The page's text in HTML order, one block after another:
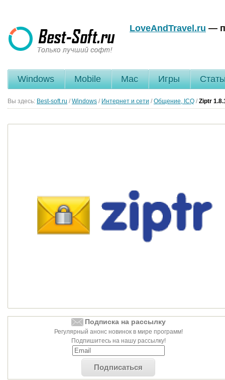
LoveAndTravel.ru —
Windows Mobile Mac Игры
Вы здесь: Best-soft.ru / Windows / Интернет и сети / Общение, ICQ / Ziptr
Подписка на рассылку
Регулярный анонс новинок в мире программ!
Подпишитесь на нашу рассылку!
Подписаться